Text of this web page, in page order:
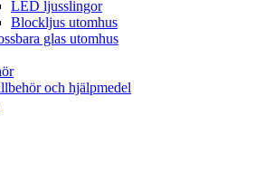
LED ljusslingor
Blockljus utomhus
glas utomhus
och hjälpmedel